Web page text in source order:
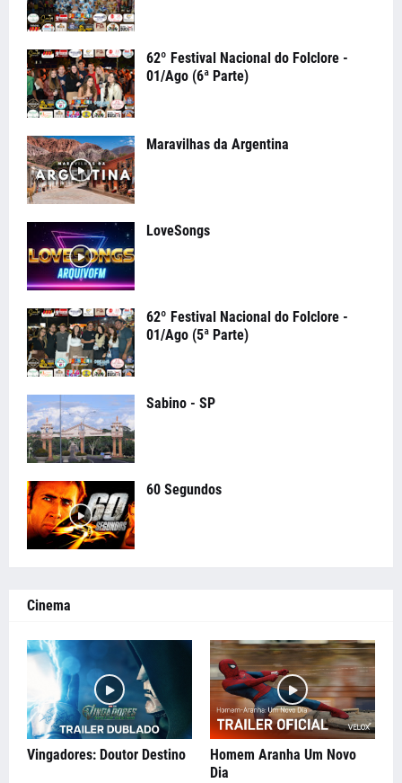
62º Festival Nacional do Folclore -
01/Ago (6ª Parte)
Maravilhas da Argentina
LoveSongs
62º Festival Nacional do Folclore -
01/Ago (5ª Parte)
Sabino - SP
60 Segundos
Cinema
Vingadores: Doutor Destino
Homem Aranha Um Novo
Dia